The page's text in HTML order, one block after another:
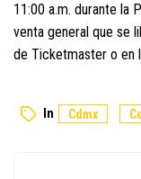
11:00 a.m. durante la
venta general que se
de Ticketmaster o en
In Cdmx